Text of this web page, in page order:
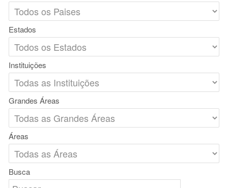
Estados
Instituições
Grandes Áreas
Áreas
Busca